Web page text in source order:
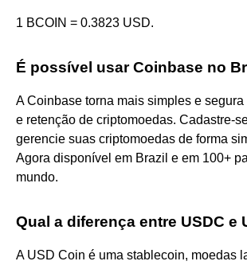
1 BCOIN = 0.3823 USD.
É possível usar Coinbase no
A Coinbase torna mais simples e segura
e retenção de criptomoedas. Cadastre-
gerencie suas criptomoedas de forma
Agora disponível em Brazil e em 100+
mundo.
Qual a diferença entre USDC e
A USD Coin é uma stablecoin, moedas